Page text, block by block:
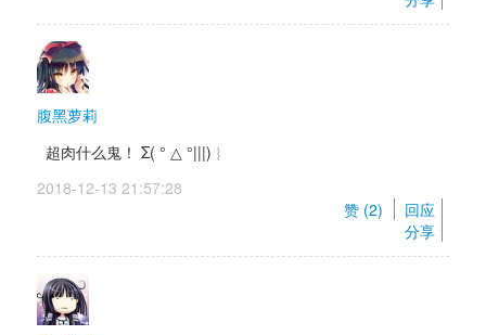
腹黑萝莉
超肉什么鬼！ Σ( ° △ °|||)︴
2018-12-13 21:57:28
赞 (2)
回应
分享